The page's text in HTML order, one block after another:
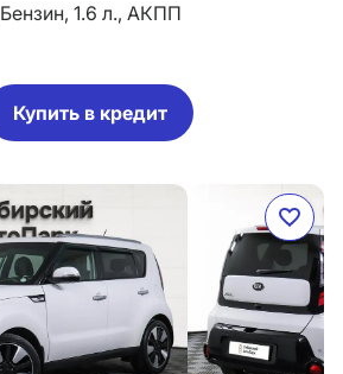
Бензин, 1.6 л., АКПП
Купить в кредит